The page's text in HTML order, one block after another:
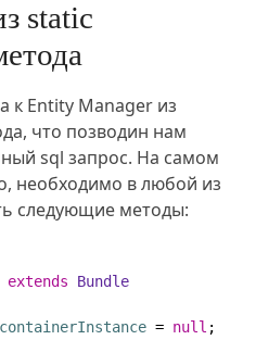
static
к Entity Manager из
что позводин нам
sql запрос. На самом
необходимо в любой из
следующие методы:
extends
Bundle
= null ;